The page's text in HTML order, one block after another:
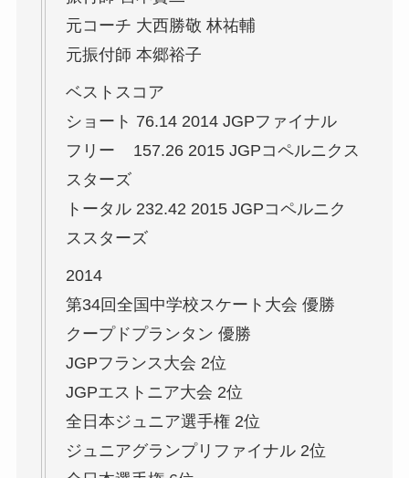
元コーチ 大西勝敬 林祐輔
元振付師 本郷裕子
ベストスコア
ショート 76.14 2014 JGPファイナル
フリー 157.26 2015 JGPコペルニクス
スターズ
トータル 232.42 2015 JGPコペルニク
ススターズ
2014
第34回全国中学校スケート大会 優勝
クープドプランタン 優勝
JGPフランス大会 2位
JGPエストニア大会 2位
全日本ジュニア選手権 2位
ジュニアグランプリファイナル 2位